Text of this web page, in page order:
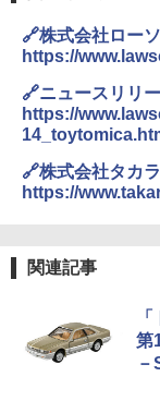
🔗株式会社ロー
https://
🔗ニュースリリ
https://
🔗株式会社タカ
https://
関連記事
第